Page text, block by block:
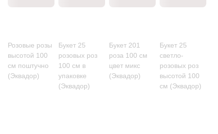
Розовые розы
высотой 100
см поштучно
(Эквадор)
Букет 25
розовых роз
100 см в
упаковке
(Эквадор)
Букет 201
роза 100 см
цвет микс
(Эквадор)
Букет 25
светло-
розовых роз
высотой 100
см (Эквадор)